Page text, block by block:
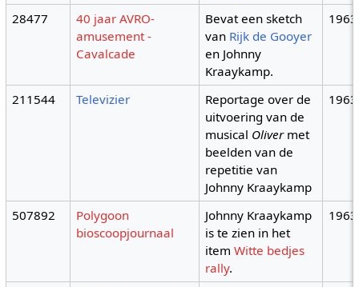
28477
40 jaar AVRO-
amusement -
Cavalcade
Bevat een sketch
van Rijk de Gooyer
en Johnny
Kraaykamp.
1963
211544 Televizier
Reportage over de
uitvoering van de
musical Olivermet
beelden van de
repetitie van
Johnny Kraaykamp
1963
507892
Polygoon
bioscoopjournaal
Johnny Kraaykamp
is te zien in het
itemWitte bedjes
rally.
1963